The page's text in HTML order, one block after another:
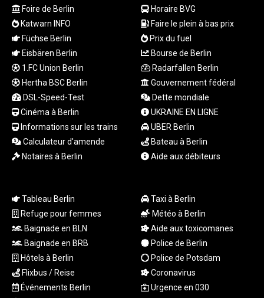
QAR 4.212695
RON 5.246245
RSD 117.344628
1693.975431
SAR 4.336079
SBD 9.323045
SCR 16.772158
SDG 693.886139
SEK 10.959647
SGD 1.480021
SLE 28.422197
STD
23916.692567
STN 24.843432
SVC 10.10512
SZL 18.846478
THB 38.224452
TMT 4.04428
Foire de Berlin
Katwarn INFO
Füchse Berlin
Eisbären Berlin
1.FC Union Berlin
Hertha BSC Berlin
DSL-Speed-Test
Cinéma à Berlin
Informations sur les trains
Calculateur d'amende
Notaires à Berlin
Horaire BVG
Faire le plein à bas prix
Prix du fuel
Bourse de Berlin
Radarfallen Berlin
Gouvernement fédéral
Dette mondiale
UKRAINE EN LIGNE
UBER Berlin
Bateau à Berlin
Aide aux débiteurs
Tableau Berlin
Refuge pour femmes
Baignade en BLN
Baignade en BRB
Hôtels à Berlin
Flixbus / Reise
Événements Berlin
Taxi à Berlin
Météo à Berlin
Aide aux toxicomanes
Police de Berlin
Police de Potsdam
Coronavirus
Urgence en 030